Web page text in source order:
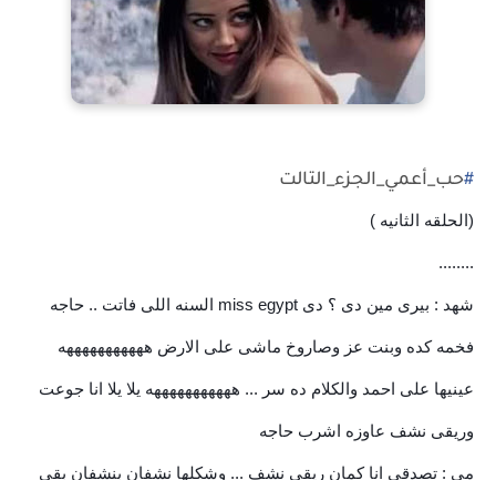
#حب_أعمي_الجزء_التالت
(الحلقه الثانيه )
........
شهد : بيرى مين دى ؟ دى miss egypt السنه اللى فاتت .. حاجه
فخمه كده وبنت عز وصاروخ ماشى على الارض هههههههههههه
عينيها على احمد والكلام ده سر ... هههههههههههه يلا يلا انا جوعت
وريقى نشف عاوزه اشرب حاجه
مى : تصدقى انا كمان ريقى نشف ... وشكلها نشفان بنشفان بقي